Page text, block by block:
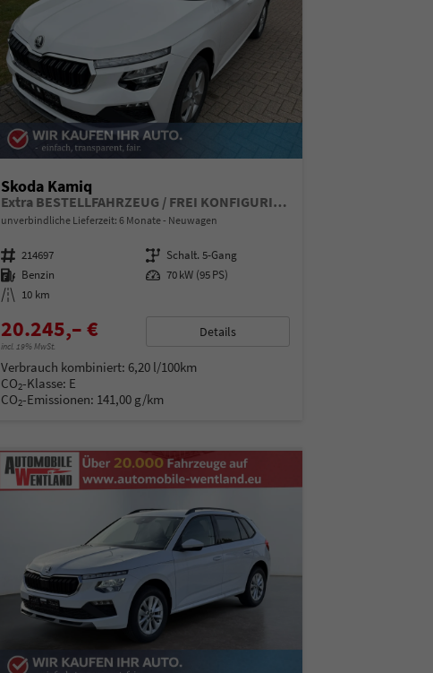
Skoda Kamiq
Extra BESTELLFAHRZEUG / FREI KONFIGURIERBAR
unverbindliche Lieferzeit:6 Monate Neuwagen
Fahrzeugnummer 214697 Getriebe Schalt. 5-Gang
Kraftstoff Benzin Leistung 70 kW (95 PS)
Kilometerstand 10 km
20.245,– €
incl. 19% MwSt.
Details
Verbrauch kombiniert: 6,20 l/100km
CO2-Klasse: E
CO2-Emissionen: 141,00 g/km